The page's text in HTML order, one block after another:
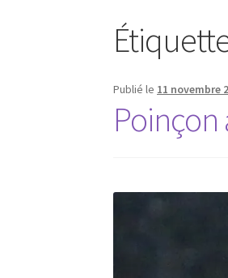
Publié le 11 novembre